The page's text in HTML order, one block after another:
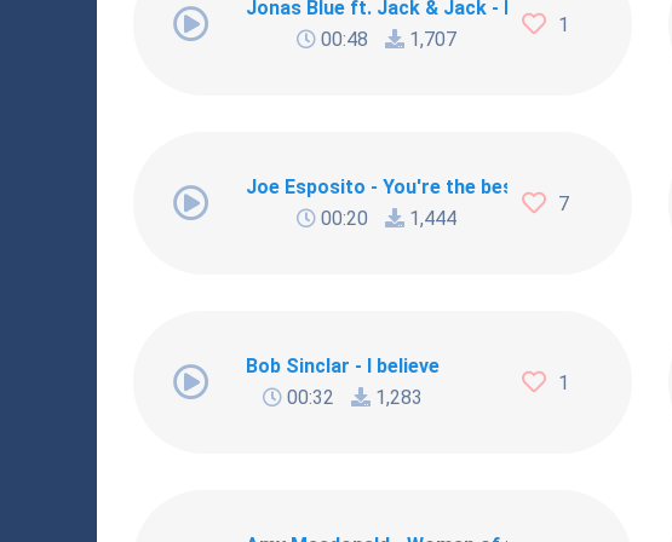
Jonas Blue ft. Jack & Jack - Rise
00:48
1,707
1
Joe Esposito - You're the best around
00:20
1,444
7
Bob Sinclar - I believe
00:32
1,283
1